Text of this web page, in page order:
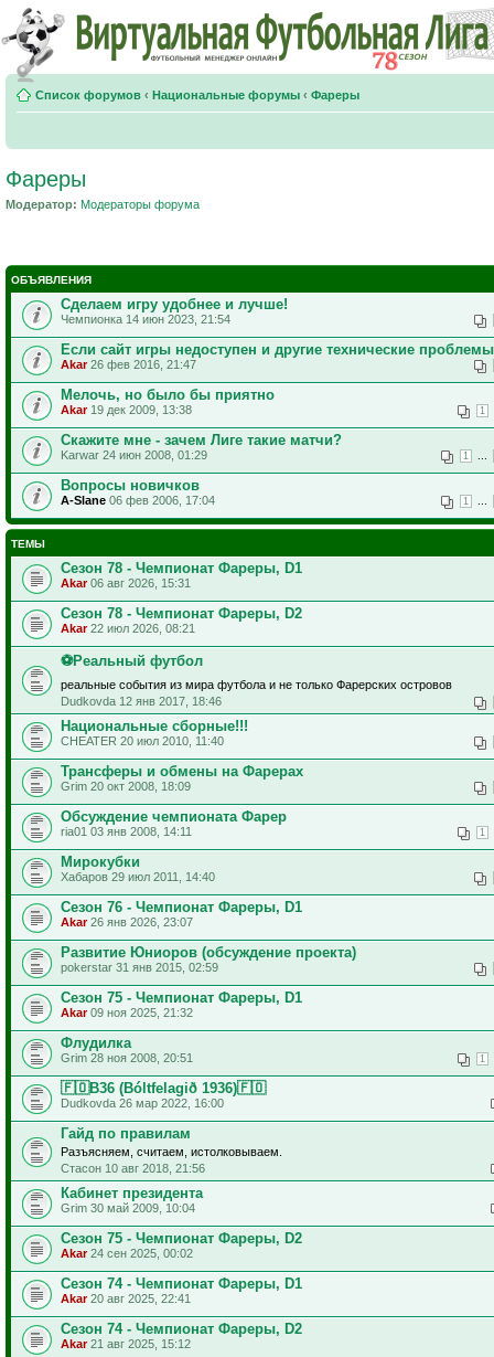
Список форумов ‹ Национальные форумы ‹ Фареры
Фареры
Модератор: Модераторы форума
ОБЪЯВЛЕНИЯ
Сделаем игру удобнее и лучше!
Чемпионка 14 июн 2023, 21:54
Если сайт игры недоступен и другие технические проблемы
Akar26 фев 2016, 21:47
Мелочь, но было бы приятно
1
Akar19 дек 2009, 13:38
Скажите мне - зачем Лиге такие матчи?
1
Karwar 24 июн 2008, 01:29
Вопросы новичков
1
A-Slane 06 фев 2006, 17:04
ТЕМЫ
Сезон 78 - Чемпионат Фареры, D1
Akar06 авг 2026, 15:31
Сезон 78 - Чемпионат Фареры, D2
Akar22 июл 2026, 08:21
⚽Реальный футбол
реальные события из мира футбола и не только Фарерских островов
Dudkovda 12 янв 2017, 18:46
Национальные сборные!!!
CHEATER 20 июл 2010, 11:40
Трансферы и обмены на Фарерах
Grim 20 окт 2008, 18:09
Обсуждение чемпионата Фарер
1
ria01 03 янв 2008, 14:11
Мирокубки
Хабаров 29 июл 2011, 14:40
Сезон 76 - Чемпионат Фареры, D1
Akar26 янв 2026, 23:07
Развитие Юниоров (обсуждение проекта)
pokerstar 31 янв 2015, 02:59
Сезон 75 - Чемпионат Фареры, D1
Akar09 ноя 2025, 21:32
Флудилка
1
Grim 28 ноя 2008, 20:51
🇫🇴B36 (Bóltfelagið 1936)🇫🇴
Dudkovda 26 мар 2022, 16:00
Гайд по правилам
Разъясняем, считаем, истолковываем.
Стасон 10 авг 2018, 21:56
Кабинет президента
Grim 30 май 2009, 10:04
Сезон 75 - Чемпионат Фареры, D2
Akar24 сен 2025, 00:02
Сезон 74 - Чемпионат Фареры, D1
Akar20 авг 2025, 22:41
Сезон 74 - Чемпионат Фареры, D2
Akar21 авг 2025, 15:12